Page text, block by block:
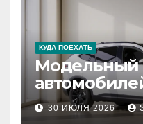
КУДА ПОЕХАТЬ
Модельный
30 ИЮЛЯ 2026